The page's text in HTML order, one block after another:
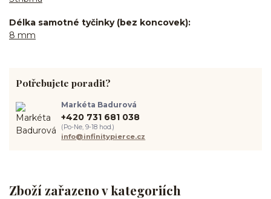
Délka samotné tyčinky (bez koncovek)
8 mm
Zboží zařazeno v kategoriích
Potřebujete poradit?
Markéta Badurová
+420 731 681 038
(Po-Ne, 9-18 hod.)
info@infinitypierce.cz